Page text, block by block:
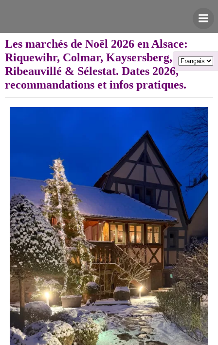
Les marchés de Noël 2026 en Alsace:
Riquewihr, Colmar, Kaysersberg,
Ribeauvillé & Sélestat. Dates 2026,
recommandations et infos pratiques.